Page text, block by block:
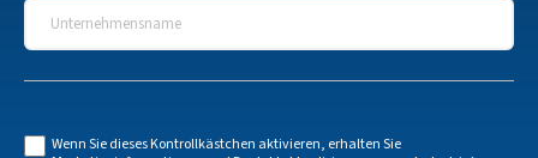
Unternehmensname
Wenn Sie dieses Kontrollkästchen aktivieren, erhalten Sie